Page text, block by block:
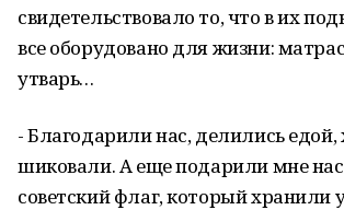
свидетельствовало то, что в их
все оборудовано для жизни:
утварь…
- Благодарили нас, делились едой,
шиковали. А еще подарили мне
советский флаг, который хранили